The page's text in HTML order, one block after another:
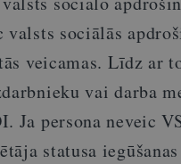
sociālās
veicamas. Līdz ar
vai darba
Ja persona neveic
statusa